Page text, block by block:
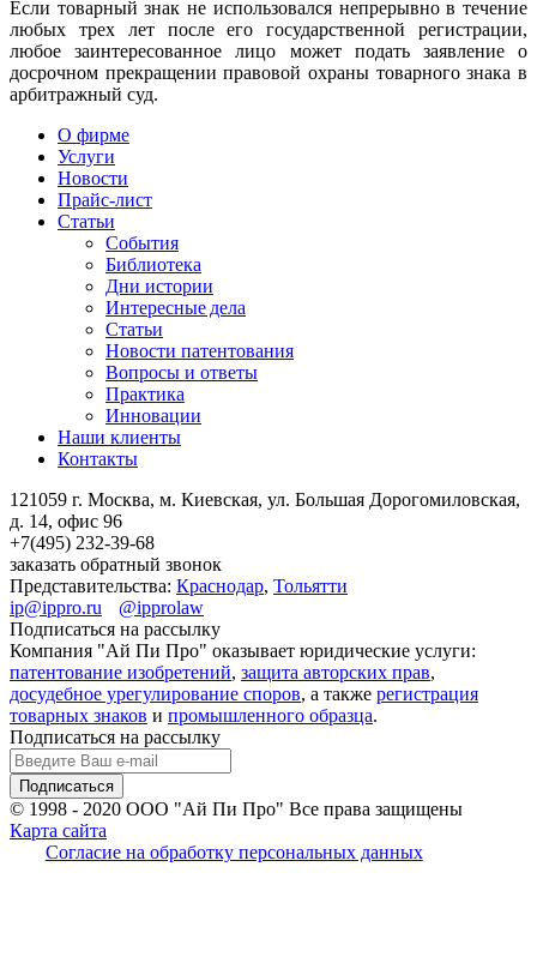
Если товарный знак не использовался непрерывно в течение
любых трех лет после его государственной регистрации,
любое заинтересованное лицо может подать заявление о
досрочном прекращении правовой охраны товарного знака в
арбитражный суд.
О фирме
Услуги
Новости
Прайс-лист
Статьи
События
Библиотека
Дни истории
Интересные дела
Статьи
Новости патентования
Вопросы и ответы
Практика
Инновации
Наши клиенты
Контакты
121059 г. Москва, м. Киевская, ул. Большая Дорогомиловская,
д. 14, офис 96
+7(495) 232-39-68
заказать обратный звонок
Представительства: Краснодар, Тольятти
ip@ippro.ru
@ipprolaw
Подписаться на рассылку
Компания "Ай Пи Про" оказывает юридические услуги:
патентование изобретений, защита авторских прав,
досудебное урегулирование споров, а также регистрация
товарных знаков и промышленного образца.
Подписаться на рассылку
© 1998 - 2020 ООО "Ай Пи Про" Все права защищены
Карта сайта
Согласие на обработку персональных данных